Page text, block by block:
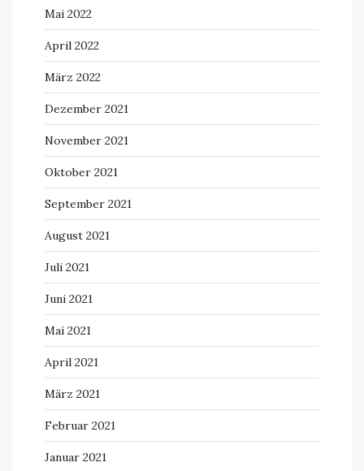
Mai 2022
April 2022
März 2022
Dezember 2021
November 2021
Oktober 2021
September 2021
August 2021
Juli 2021
Juni 2021
Mai 2021
April 2021
März 2021
Februar 2021
Januar 2021